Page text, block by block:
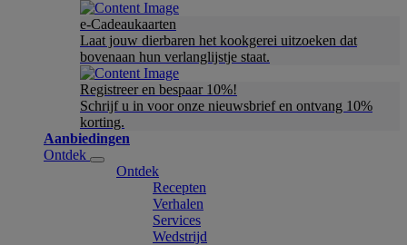
e-Cadeaukaarten
Laat jouw dierbaren het kookgerei uitzoeken dat
bovenaan hun verlanglijstje staat.
Registreer en bespaar 10%!
Schrijf u in voor onze nieuwsbrief en ontvang 10%
korting.
Aanbiedingen
Ontdek
Ontdek
Recepten
Verhalen
Services
Wedstrijd